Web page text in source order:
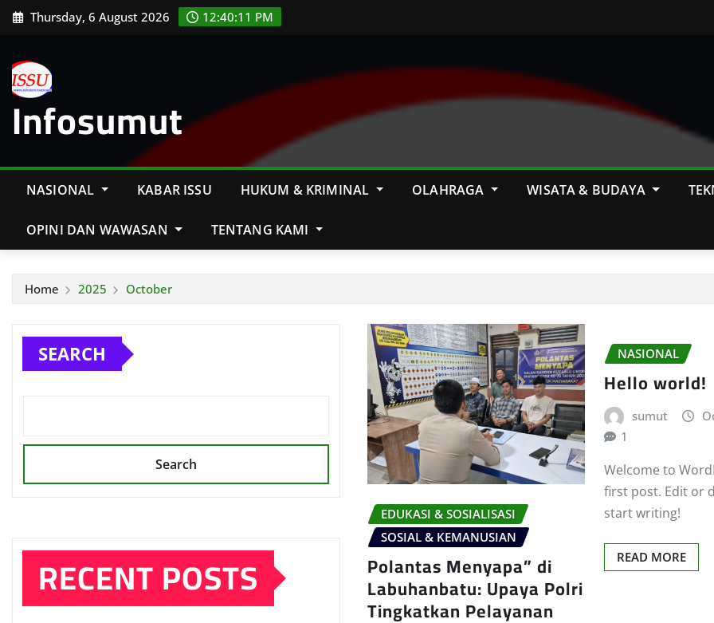
Skip Thursday, 6 August 2026 12:40:13 PM
Infosumut
NASIONAL KABAR ISSU HUKUM & KRIMINAL OLAHRAGA WISATA & BUDAYA
OPINI DAN WAWASAN TENTANG KAMI
Home 2025 October
SEARCH
Search
RECENT POSTS
EDUKASI & SOSIALISASI
SOSIAL & KEMANUSIAN
Polantas Menyapa” di
Labuhanbatu: Upaya Polri
Tingkatkan Pelayanan
NASIONAL
Hello world!
sumut
1
Welcome to
first post. Edit or
start writing!
READ MORE